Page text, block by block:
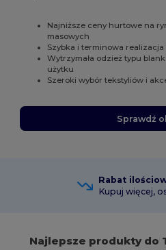
Najniższe ceny hurtowe na
masowych
Szybka i terminowa
Wytrzymała odzież typu
użytku
Szeroki wybór tekstyliów i
Sprawdź
Rabat
Kupuj więcej,
Najlepsze produkty do